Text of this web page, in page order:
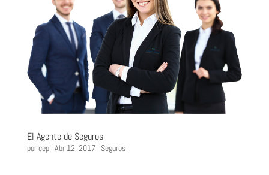
El Agente de Seguros
porcep| Abr 12, 2017| Seguros